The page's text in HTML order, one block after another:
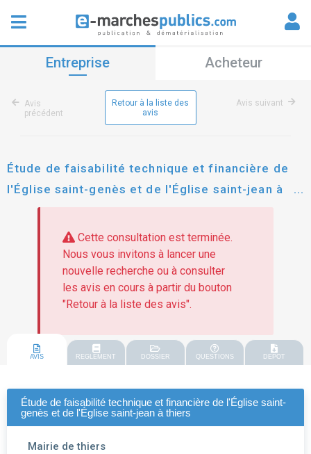
Entreprise Acheteur
Avis
précédent
Retour à la liste des
avis
Avis suivant
Étude de faisabilité technique et financière de
l'Église saint-genès et de l'Église saint-jean à
thiers
Cette consultation est terminée.
Nous vous invitons à lancer une
nouvelle recherche ou à consulter
les avis en cours à partir du bouton
"Retour à la liste des avis".
AVIS REGLEMENT DOSSIER QUESTIONS DEPOT
Étude de faisabilité technique et financière de l'Église saint-
genès et de l'Église saint-jean à thiers
Mairie de thiers